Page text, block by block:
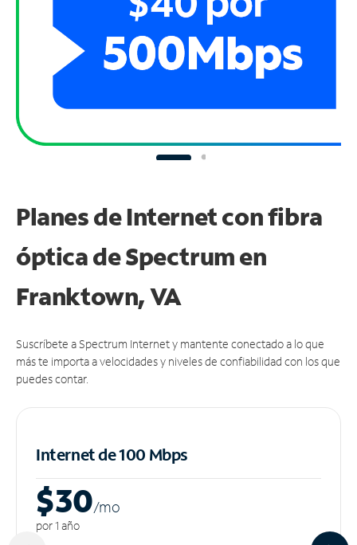
Planes de Internet con fibra
óptica de Spectrum en
Franktown, VA
Suscríbete a Spectrum Internet y mantente conectado a lo que
más te importa a velocidades y niveles de confiabilidad con los que
puedes contar.
Internet de 100 Mbps
$30/mo
por 1 año